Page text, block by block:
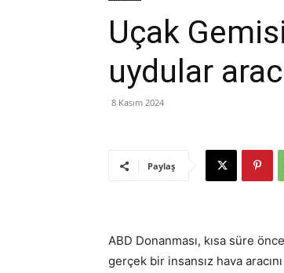
Uçak
uydular
8 Kasım 2024
Paylaş
ABD Donanması, kısa süre
gerçek bir insansız hava